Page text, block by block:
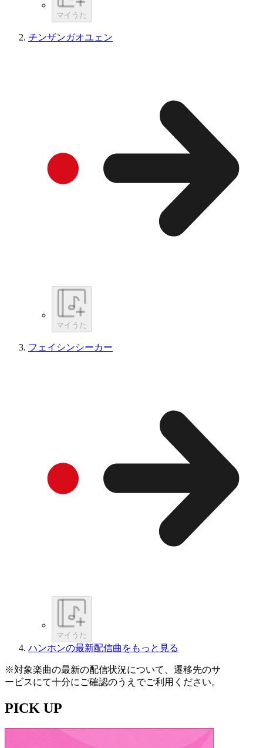
マイうた
チンザンガオユェン
マイうた
フェイシンシーカー
マイうた
ハンホンの最新配信曲をもっと見る
※対象楽曲の最新の配信状況について、遷移先のサ
ービスにて十分にご確認のうえでご利用ください。
PICK UP